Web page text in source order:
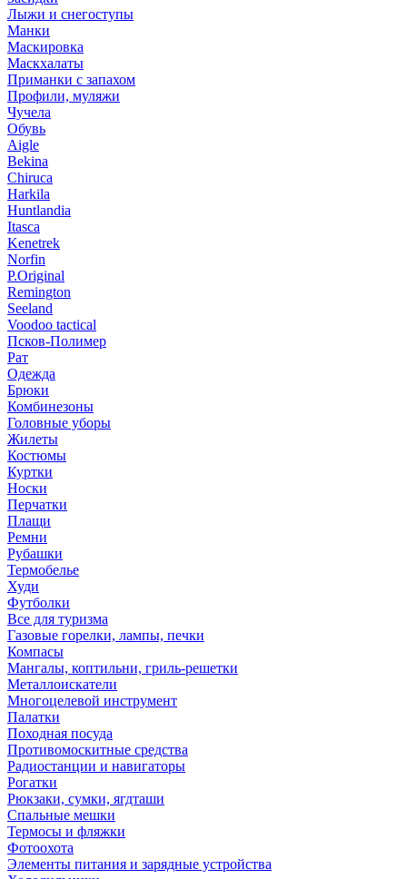
Лыжи и снегоступы
Манки
Маскировка
Маскхалаты
Приманки с запахом
Профили, муляжи
Чучела
Обувь
Aigle
Bekina
Chiruсa
Harkila
Huntlandia
Itasca
Kenetrek
Norfin
P.Original
Remington
Seeland
Voodoo tactical
Псков-Полимер
Рат
Одежда
Брюки
Комбинезоны
Головные уборы
Жилеты
Костюмы
Куртки
Носки
Перчатки
Плащи
Ремни
Рубашки
Термобелье
Худи
Футболки
Все для туризма
Газовые горелки, лампы, печки
Компасы
Мангалы, коптильни, гриль-решетки
Металлоискатели
Многоцелевой инструмент
Палатки
Походная посуда
Противомоскитные средства
Радиостанции и навигаторы
Рогатки
Рюкзаки, сумки, ягдташи
Спальные мешки
Термосы и фляжки
Фотоохота
Элементы питания и зарядные устройства